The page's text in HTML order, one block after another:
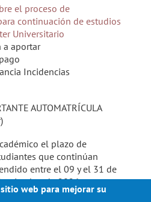
el proceso de
continuación de estudios
Universitario
a aportar
Incidencias
AUTOMATRÍCULA
el plazo de
que continúan
entre el 09 y el 31 de
de 2026.
web para mejorar su